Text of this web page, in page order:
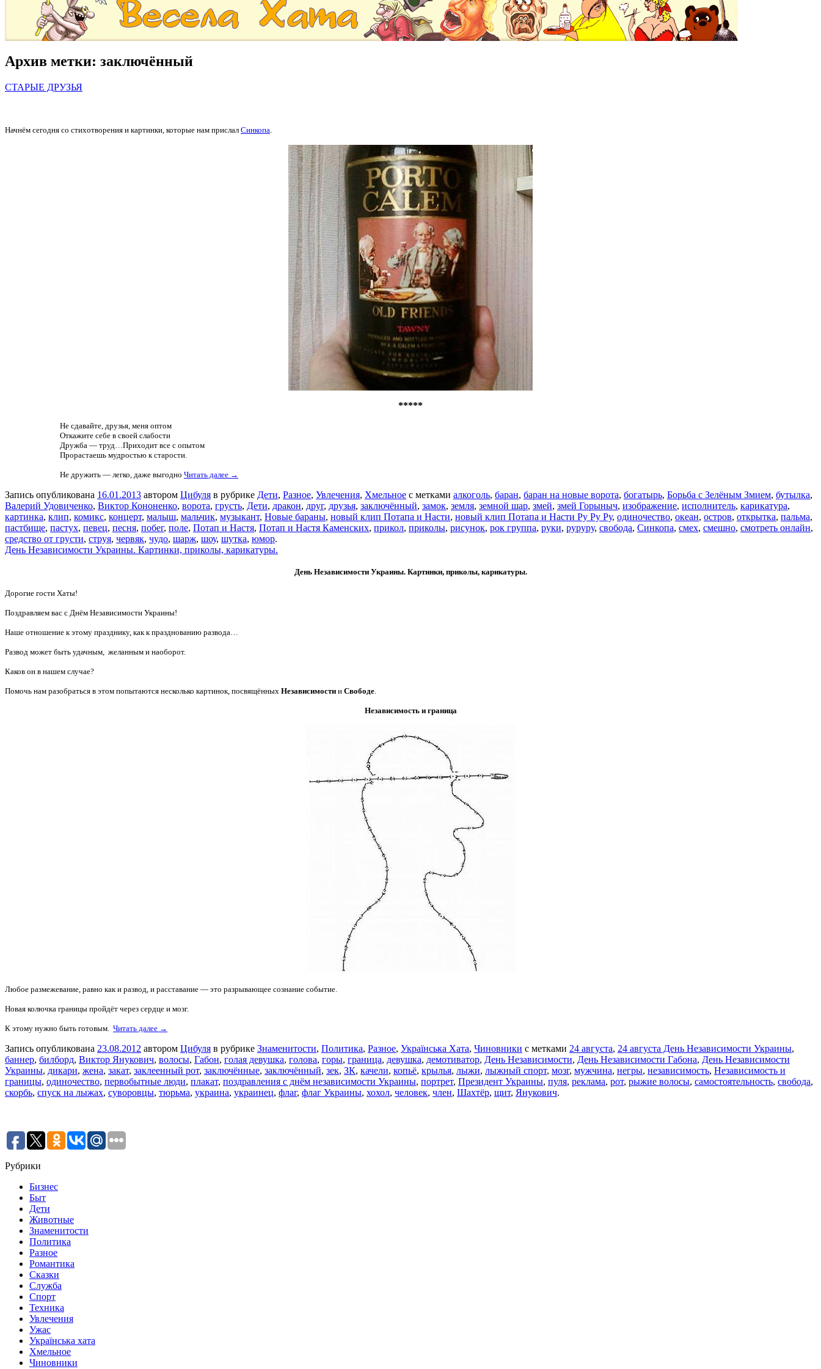
Архив метки: заключённый
СТАРЫЕ ДРУЗЬЯ
Начнём сегодня со стихотворения и картинки, которые нам прислал Синкопа.
*****
Не сдавайте, друзья, меня оптом
Откажите себе в своей слабости
Дружба — труд…Приходит все с опытом
Прорастаешь мудростью к старости.
Не дружить — легко, даже выгодно Читать далее →
Запись опубликована 16.01.2013 автором Цибуля в рубрике Дети, Разное, Увлечения, Хмельное с метками алкоголь, баран, баран на новые ворота, богатырь, Борьба с Зелёным Змием, бутылка,
Валерий Удовиченко, Виктор Кононенко, ворота, грусть, Дети, дракон, друг, друзья, заключённый, замок, земля, земной шар, змей, змей Горыныч, изображение, исполнитель, карикатура,
картинка, клип, комикс, концерт, малыш, мальчик, музыкант, Новые бараны, новый клип Потапа и Насти, новый клип Потапа и Насти Ру Ру Ру, одиночество, океан, остров, открытка, пальма,
пастбище, пастух, певец, песня, побег, поле, Потап и Настя, Потап и Настя Каменских, прикол, приколы, рисунок, рок группа, руки, руруру, свобода, Синкопа, смех, смешно, смотреть онлайн,
средство от грусти, струя, червяк, чудо, шарж, шоу, шутка, юмор.
День Независимости Украины. Картинки, приколы, карикатуры.
День Независимости Украины. Картинки, приколы, карикатуры.
Дорогие гости Хаты!
Поздравляем вас с Днём Независимости Украины!
Наше отношение к этому празднику, как к празднованию развода…
Развод может быть удачным, желанным и наоборот.
Каков он в нашем случае?
Помочь нам разобраться в этом попытаются несколько картинок, посвящённых Независимости и Свободе
Независимость и граница
Любое размежевание, равно как и развод, и расставание — это разрывающее сознание событие.
Новая колючка границы пройдёт через сердце и мозг.
К этому нужно быть готовым. Читать далее →
Запись опубликована 23.08.2012 автором Цибуля в рубрике Знаменитости, Политика, Разное, Українська Хата, Чиновники с метками 24 августа, 24 августа День Независимости Украины,
баннер, билборд, Виктор Янукович, волосы, Габон, голая девушка, голова, горы, граница, девушка, демотиватор, День Независимости, День Независимости Габона, День Независимости
Украины, дикари, жена, закат, заклеенный рот, заключённые, заключённый, зек, ЗК, качели, копьё, крылья, лыжи, лыжный спорт, мозг, мужчина, негры, независимость, Независимость и
границы, одиночество, первобытные люди, плакат, поздравления с днём независимости Украины, портрет, Президент Украины, пуля, реклама, рот, рыжие волосы, самостоятельность, свобода,
скорбь, спуск на лыжах, суворовцы, тюрьма, украина, украинец, флаг, флаг Украины, хохол, человек, член, Шахтёр, щит, Янукович.
Рубрики
Бизнес
Быт
Дети
Животные
Знаменитости
Политика
Разное
Романтика
Сказки
Служба
Спорт
Техника
Увлечения
Ужас
Українська хата
Хмельное
Чиновники